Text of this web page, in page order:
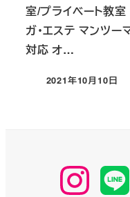
室/プライベート教室
ガ・エステ マンツー
対応 オ…
投稿日
2021年10月10日
【